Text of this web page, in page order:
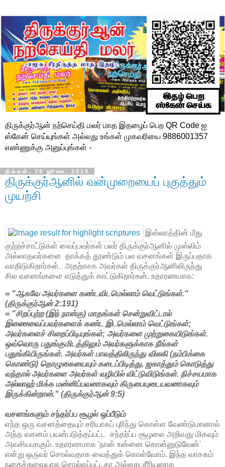
திருக்குர்ஆன் நற்செய்தி மலர் மாத இதழைப் பெற QR Code ஐ
ஸ்கேன் செய்யுங்கள் அல்லது உங்கள் முகவரியை 9886001357
எண்ணுக்கு அனுப்புங்கள் -
திங்கள், 29 ஜூலை, 2019
திருக்குர்ஆனில் வன்முறையைப் புகுத்தும்
முயற்சி
இஸ்லாத்தின் மீது
குற்றச்சாட்டுகள் வைப்பவர்கள் பலர் திருக்குர்ஆனில் முஸ்லிம்
அல்லாதவர்களை தாக்கத் தூண்டும் பல வசனங்கள் இருப்பதாக
வாதிடுகிறார்கள். அதற்காக அவர்கள் திருக்குர்ஆனிலிருந்து
சில வசனங்களை எடுத்துக் காட்டுகிறார்கள். உதாரணமாக:
= "ஆகவே அவர்களை கண்டவிடமெல்லாம் வெட்டுங்கள்."
(திருக்குர்ஆன் 2:191)
= "சிறப்புற்ற (இந் நான்கு) மாதங்கள் சென்றுவிட்டால்
இணைவைப்பவர்களைக் கண்ட இடமெல்லாம் வெட்டுங்கள்;
அவர்களைச் சிறைப்பிடியுங்கள்; அவர்களை முற்றுகையிடுங்கள்.
ஒவ்வொரு பதுங்குமிடத்திலும் அவர்களுக்காக நீங்கள்
பதுங்கியிருங்கள். அவர்கள் பாவத்திலிருந்து விலகி (நம்பிக்கை
கொண்டு) தொழுகையையும் கடைப்பிடித்து, ஜகாத்தும் கொடுத்து
வந்தால் அவர்களை அவர்கள் வழியில் விட்டுவிடுங்கள். நிச்சயமாக
அல்லாஹ் மிக்க மன்னிப்பவனாகவும் கிருபையுடையவனாகவும்
இருக்கின்றான்." (திருக்குர்ஆன்9:5)
வசனங்களும் சந்தர்ப்ப சூழல் ஒப்பீடும்
எந்த ஒரு வசனத்தையும் சரியாகப் புரிந்து கொள்ள வேண்டுமானால்
அந்த வசனம் பயன்படுத்தப்பட்ட சந்தர்ப்ப சூழலை அறிவது மிகவும்
அவசியமாகும். உதாரணமாக 'நான் உன்னை கொன்னுடுவேன்'
என்று ஒருவர் சொல்வதாக வைத்துக் கொள்வோம். இந்த வாசகம்
நகைச்சுவையாக சொல்லப்பட்டதா அல்லது சீரியஸாக